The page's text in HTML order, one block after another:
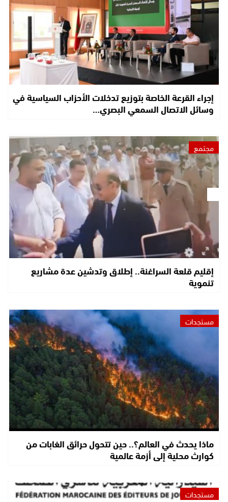
إجراء القرعة الخاصة بتوزيع تدخلات الأحزاب السياسية في
وسائل الاتصال السمعي البصري…
مجتمع
إقليم قلعة السراغنة.. إطلاق وتدشين عدة مشاريع
تنموية
مستجدات
ماذا يحدث في العالم؟.. حين تتحول حرائق الغابات من
كوارث محلية إلى أزمة عالمية
مستجدات